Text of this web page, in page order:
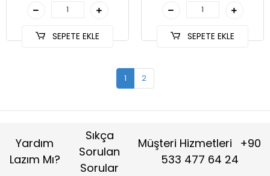
SEPETE EKLE SEPETE EKLE
1 2
Yardım
Lazım Mı?
Sıkça
Sorulan
Sorular
Müşteri Hizmetleri
+90
533 477 64 24